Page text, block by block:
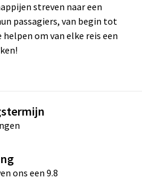
streven naar een
passagiers, van begin tot
om van elke reis een
ons een 9.8